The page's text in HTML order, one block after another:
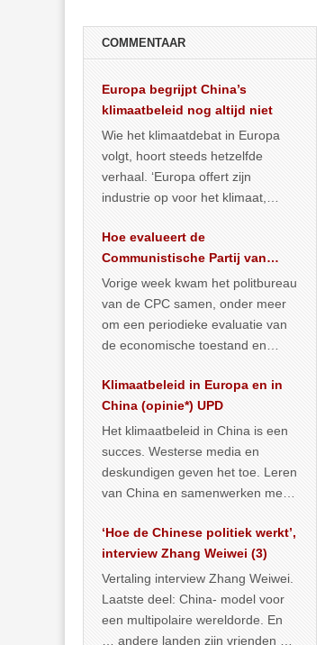
COMMENTAAR
Europa begrijpt China’s
klimaatbeleid nog altijd niet
Wie het klimaatdebat in Europa
volgt, hoort steeds hetzelfde
verhaal. ‘Europa offert zijn
industrie op voor het klimaat,
vergroening… >> lees meer
Hoe evalueert de
Communistische Partij van
China de economische
situatie?
Vorige week kwam het politbureau
van de CPC samen, onder meer
om een periodieke evaluatie van
de economische toestand en
publiceerden… >> lees meer
Klimaatbeleid in Europa en in
China (opinie*) UPD
Het klimaatbeleid in China is een
succes. Westerse media en
deskundigen geven het toe. Leren
van China en samenwerken met
… >> lees meer
‘Hoe de Chinese politiek werkt’,
interview Zhang Weiwei (3)
Vertaling interview Zhang Weiwei.
Laatste deel: China- model voor
een multipolaire wereldorde. En
… andere landen zijn vrienden of